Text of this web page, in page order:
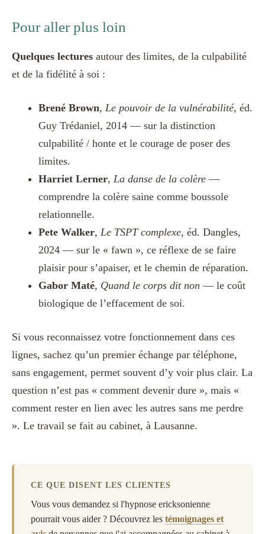
Pour aller plus loin
Quelques lectures autour des limites, de la culpabilité
et de la fidélité à soi :
Brené Brown, Le pouvoir de la vulnérabilité, éd.
Guy Trédaniel, 2014 — sur la distinction
culpabilité / honte et le courage de poser des
limites.
Harriet Lerner, La danse de la colère —
comprendre la colère saine comme boussole
relationnelle.
Pete Walker, Le TSPT complexe, éd. Dangles,
2024 — sur le « fawn », ce réflexe de se faire
plaisir pour s’apaiser, et le chemin de réparation.
Gabor Maté, Quand le corps dit non — le coût
biologique de l’effacement de soi.
Si vous reconnaissez votre fonctionnement dans ces
lignes, sachez qu’un premier échange par téléphone,
sans engagement, permet souvent d’y voir plus clair. La
question n’est pas « comment devenir dure », mais «
comment rester en lien avec les autres sans me perdre
». Le travail se fait au cabinet, à Lausanne.
CE QUE DISENT LES CLIENTES
Vous vous demandez si l'hypnose ericksonienne
pourrait vous aider ? Découvrez les témoignages et